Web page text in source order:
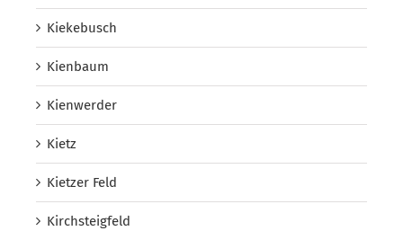
Kiekebusch
Kienbaum
Kienwerder
Kietz
Kietzer Feld
Kirchsteigfeld